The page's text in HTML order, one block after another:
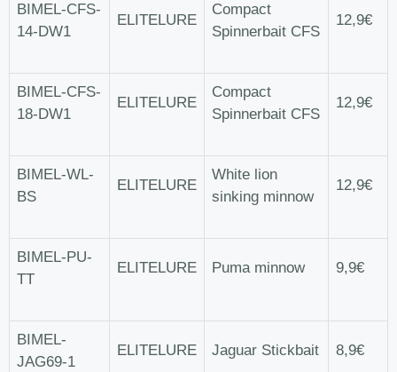
BIMEL-CFS-
14-DW1
ELITELURE
Compact
Spinnerbait CFS
12,9€
BIMEL-CFS-
18-DW1
ELITELURE
Compact
Spinnerbait CFS
12,9€
BIMEL-WL-
BS
ELITELURE
White lion
sinking minnow
12,9€
BIMEL-PU-
TT
ELITELURE Puma minnow 9,9€
BIMEL-
JAG69-1
ELITELURE Jaguar Stickbait 8,9€